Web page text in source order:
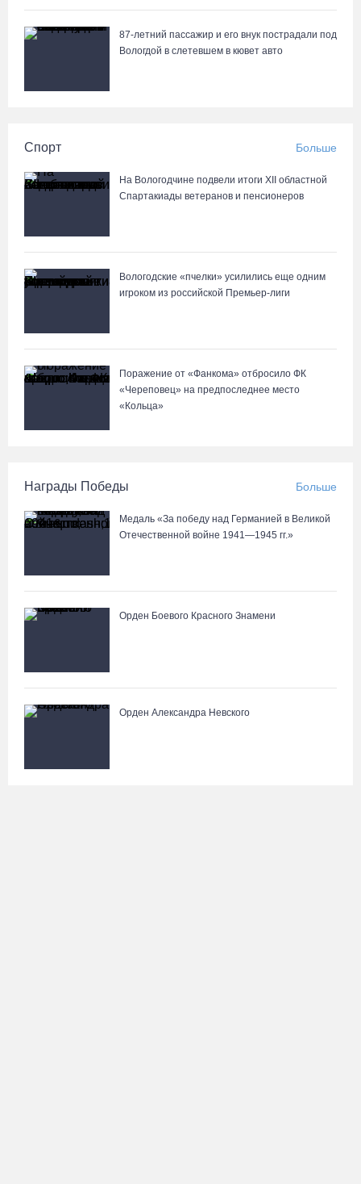
87-летний пассажир и его внук пострадали под
Вологдой в слетевшем в кювет авто
Спорт Больше
На Вологодчине подвели итоги XII областной
Спартакиады ветеранов и пенсионеров
Вологодские «пчелки» усилились еще одним
игроком из российской Премьер-лиги
Поражение от «Фанкома» отбросило ФК
«Череповец» на предпоследнее место
«Кольца»
Награды Победы Больше
Медаль «За победу над Германией в Великой
Отечественной войне 1941—1945 гг.»
Орден Боевого Красного Знамени
Орден Александра Невского